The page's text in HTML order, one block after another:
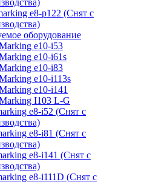
e8-p122 (Снят с
оборудование
e10-i53
e10-i61s
e10-i83
e10-i113s
e10-i141
I103 L-G
e8-i52 (Снят с
e8-i81 (Снят с
e8-i141 (Снят с
e8-i111D (Снят с